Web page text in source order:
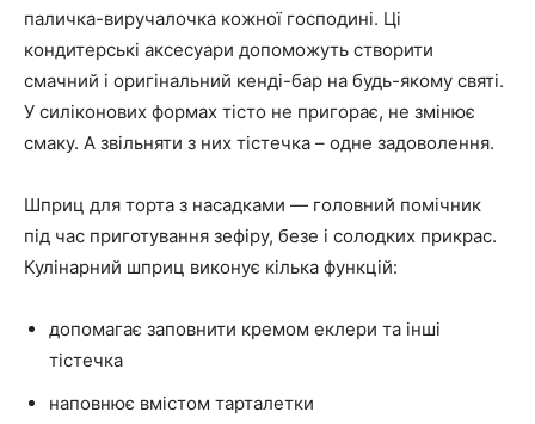
паличка-виручалочка кожної господині. Ці
кондитерські аксесуари допоможуть створити
смачний і оригінальний кенді-бар на будь-якому святі.
У силіконових формах тісто не пригорає, не змінює
смаку. А звільняти з них тістечка – одне задоволення.
Шприц для торта з насадками — головний помічник
під час приготування зефіру, безе і солодких прикрас.
Кулінарний шприц виконує кілька функцій:
допомагає заповнити кремом еклери та інші
тістечка
наповнює вмістом тарталетки